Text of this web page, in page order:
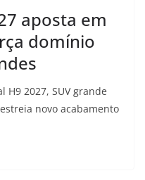
aposta em
domínio
H9 2027, SUV grande
novo acabamento